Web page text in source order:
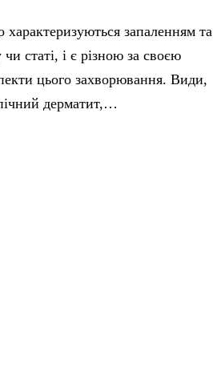
запаленням та
статі, і є різною за своєю
цього захворювання. Види,
дерматит,…